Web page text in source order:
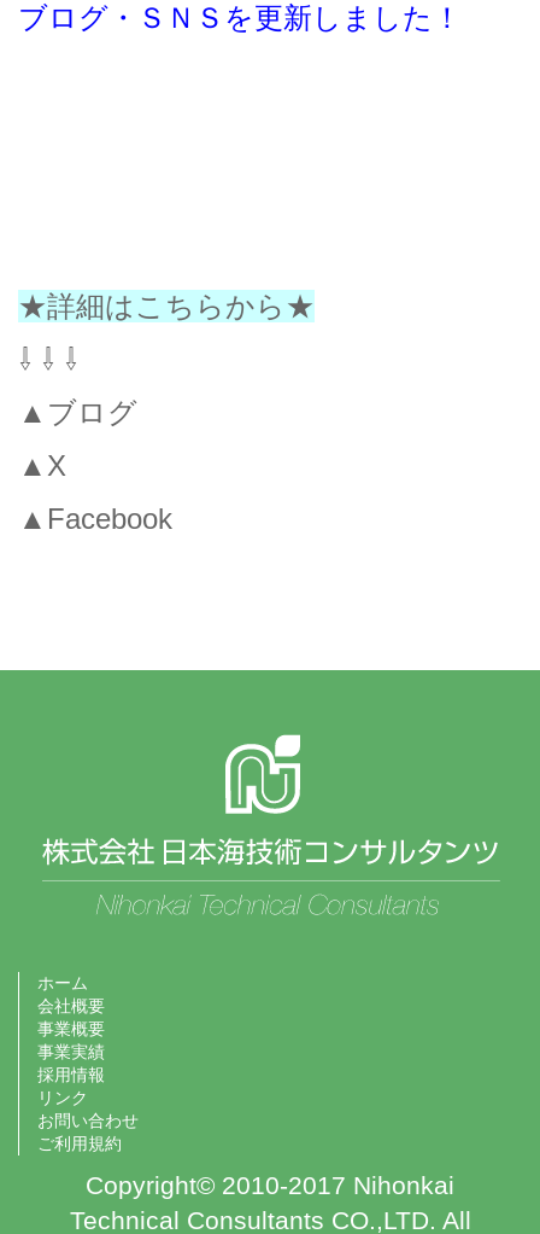
ブログ・ＳＮＳを更新しました！
★詳細はこちらから★
⇩ ⇩ ⇩
▲ブログ
▲X
▲Facebook
ホーム
会社概要
事業概要
事業実績
採用情報
リンク
お問い合わせ
ご利用規約
Copyright© 2010-2017 Nihonkai
Technical Consultants CO.,LTD. All